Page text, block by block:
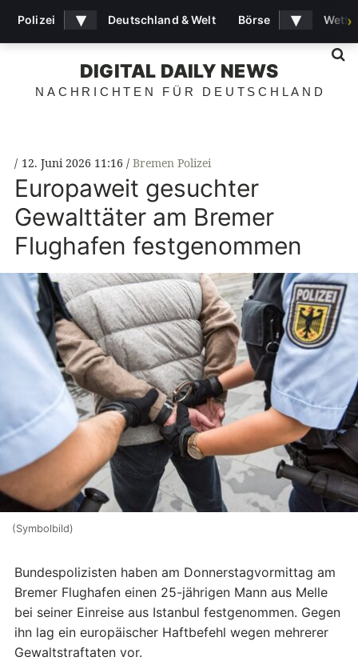
DIGITAL DAILY NEWS
NACHRICHTEN FÜR DEUTSCHLAND
12. Juni 2026 11:16 Bremen Polizei
Europaweit gesuchter
Gewalttäter am Bremer
Flughafen festgenommen
(Symbolbild)
Bundespolizisten haben am Donnerstagvormittag am
Bremer Flughafen einen 25-jährigen Mann aus Melle
bei seiner Einreise aus Istanbul festgenommen. Gegen
ihn lag ein europäischer Haftbefehl wegen mehrerer
Gewaltstraftaten vor.
Polizei ▾ Deutschland & Welt Börse ▾ ›